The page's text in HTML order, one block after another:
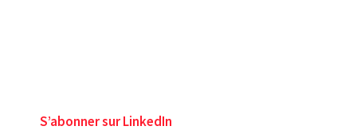
S’abonner sur LinkedIn